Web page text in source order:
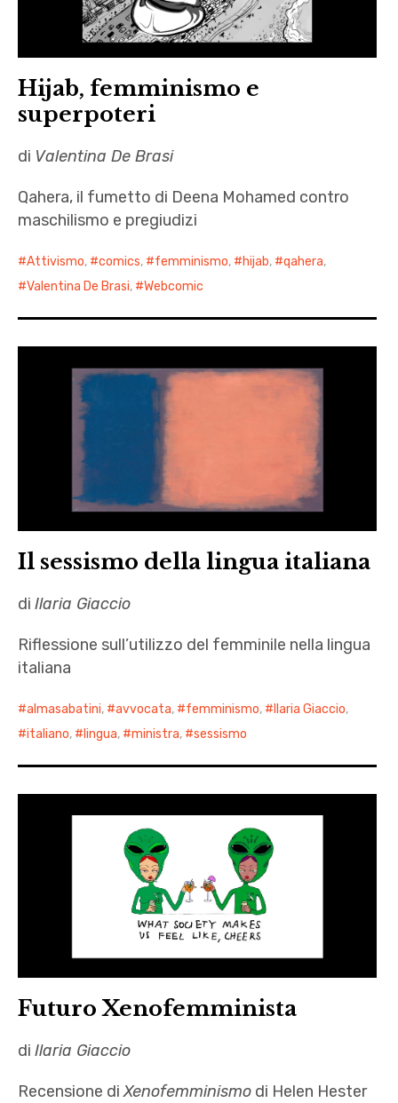
Hijab, femminismo e
superpoteri
di Valentina De Brasi
Qahera, il fumetto di Deena Mohamed contro
maschilismo e pregiudizi
Attivismo, comics, femminismo, hijab, qahera,
Valentina De Brasi, Webcomic
Il sessismo della lingua italiana
diIlaria Giaccio
Riflessione sull’utilizzo del femminile nella lingua
italiana
almasabatini, avvocata, femminismo, Ilaria Giaccio,
italiano, lingua, ministra, sessismo
Futuro Xenofemminista
diIlaria Giaccio
Recensione diXenofemminismo di Helen Hester